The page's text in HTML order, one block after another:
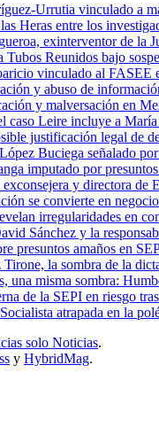
Urrutia vinculado a
Heras entre los
exinterventor de la
Tubos Reunidos bajo
vinculado al FASEE
y abuso de
y malversación en
caso Leire incluye a
justificación legal de
Buciega señalado
imputado por
y directora de
se convierte en
irregularidades en
Sánchez y la
presuntos amaños en
la sombra de la
una misma sombra:
de la SEPI en riesgo
atrapada en la
solo Noticias.
y HybridMag.